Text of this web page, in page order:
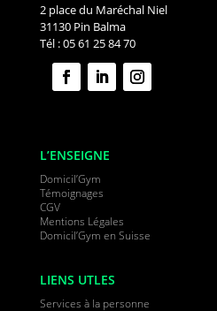
2 place du Maréchal Niel
31130 Pin Balma
Tél : 05 61 25 84 70
L’ENSEIGNE
Domicil’Gym
Témoignages
CGV
Mentions Légales
Domicil’Gym en Suisse
LIENS UTLES
Services à la personne